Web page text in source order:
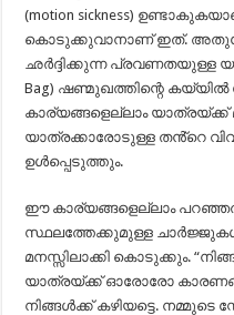
(motion sickness)
കൊടുക്കുവാനാണ് ഇത്.
ഛർദ്ദിക്കുന്ന പ്രവണതയുള്ള
Bag) ഷണ്മുഖത്തിന്റെ കയ്യിൽ
കാര്യങ്ങളെല്ലാം
യാത്രക്കാരോടുള്ള തൻ്റെ
ഉൾപ്പെടുത്തും.
ഈ കാര്യങ്ങളെല്ലാം
സ്ഥലത്തേക്കുമുള്ള
മനസ്സിലാക്കി കൊടുക്കും.
യാത്രയ്ക്ക് ഓരോരോ
നിങ്ങൾക്ക് കഴിയട്ടെ.